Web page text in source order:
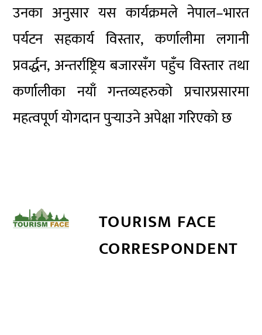
उनका अनुसार यस कार्यक्रमले नेपाल–भारत
पर्यटन सहकार्य विस्तार, कर्णालीमा लगानी
प्रवर्द्धन, अन्तर्राष्ट्रिय बजारसँग पहुँच विस्तार तथा
कर्णालीका नयाँ गन्तव्यहरुको प्रचारप्रसारमा
महत्वपूर्ण योगदान पुर्‍याउने अपेक्षा गरिएको छ
TOURISM FACE
CORRESPONDENT